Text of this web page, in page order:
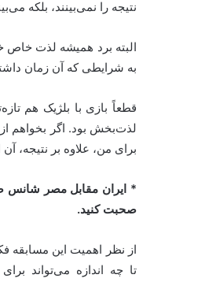
نتیجه را نمی‌بینند، بلکه
البته برد همیشه لذت خاص
به شرایطی که آن زمان
قطعاً بازی با بلژیک هم
لذت‌بخش بود. اگر بخواهم
برای من، علاوه بر نتیجه،
* ایران مقابل مصر شانس
صحبت کنید.
از نظر اهمیت این مسابقه
تا چه اندازه می‌تواند